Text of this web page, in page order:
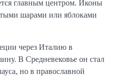
главным центром. Иконы
шарами или яблоками
через Италию в
В Средневековье он стал
но в православной